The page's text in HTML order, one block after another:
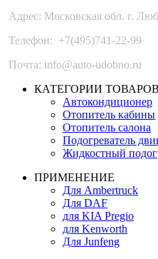
Адрес: Московская обл. г.
Телефон: +7(495)741-22-99
Почта: info@auto-udobno.ru
КАТЕГОРИИ ТОВАРОВ
Автокондиционер
Отопитель кабины
Отопитель салона
Подогреватель
Жидкостный
ПРИМЕНЕНИЕ
Для Ambertruck
Для DAF
для KIA Pregio
для Kenworth
Для Junfeng